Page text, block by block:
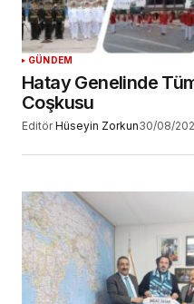
GÜNDEM
Hatay Genelinde
Coşkusu
Editör Hüseyin Zorkun30/08/